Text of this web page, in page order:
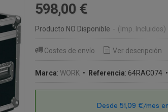
598,00 €
Producto NO Disponible - (Imp. Incluidos)
Costes de envío Ver descripción
Marca: WORK• Referencia: 64RAC074•